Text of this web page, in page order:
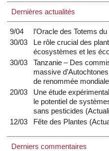
Dernières actualités
9/04 l’Oracle des Totems
30/03
Le rôle crucial des
écosystèmes et les
30/03
Tanzanie – Des
massive
de renommée mondiale
20/03
Une étude
le potentiel de
sans pesticides (
12/03
Fête des Plantes (
Derniers commentaires